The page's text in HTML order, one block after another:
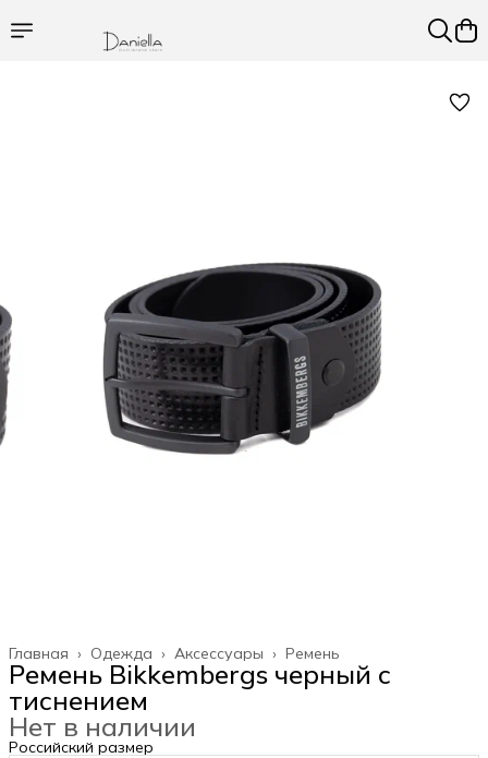
Ремень
Аксессуары ›
Одежда ›
Главная ›
Ремень Bikkembergs черный c
тиснением
Нет в наличии
Российский размер